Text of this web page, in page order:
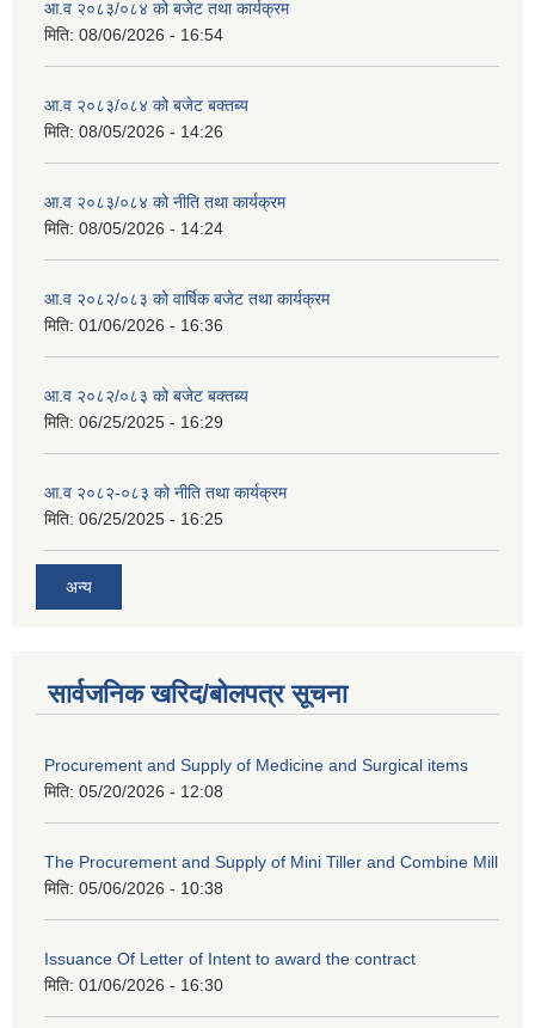
आ.व २०८३/०८४ को बजेट तथा कार्यक्रम
मिति: 08/06/2026 - 16:54
आ.व २०८३/०८४ को बजेट बक्तब्य
मिति: 08/05/2026 - 14:26
आ.व २०८३/०८४ को नीति तथा कार्यक्रम
मिति: 08/05/2026 - 14:24
आ.व २०८२/०८३ को वार्षिक बजेट तथा कार्यक्रम
मिति: 01/06/2026 - 16:36
आ.व २०८२/०८३ को बजेट बक्तब्य
मिति: 06/25/2025 - 16:29
आ.व २०८२-०८३ को नीति तथा कार्यक्रम
मिति: 06/25/2025 - 16:25
अन्य
सार्वजनिक खरिद/बोलपत्र सूचना
Procurement and Supply of Medicine and Surgical items
मिति: 05/20/2026 - 12:08
The Procurement and Supply of Mini Tiller and Combine Mill
मिति: 05/06/2026 - 10:38
Issuance Of Letter of Intent to award the contract
मिति: 01/06/2026 - 16:30